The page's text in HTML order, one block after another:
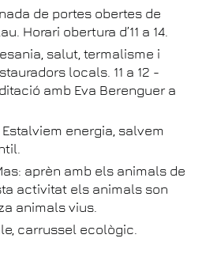
de portes obertes de
Horari obertura d’11 a 14.
salut, termalisme i
locals. 11 a 12 -
amb Eva Berenguer a
Estalviem energia, salvem
aprèn amb els animals de
activitat els animals son
animals vius.
carrussel ecològic.